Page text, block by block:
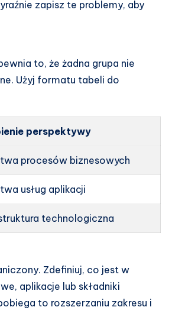
zapisz te problemy, aby
to, że żadna grupa nie
Użyj formatu tabeli do
perspektywy
procesów biznesowych
usług aplikacji
technologiczna
Zdefiniuj, co jest w
aplikacje lub składniki
to rozszerzaniu zakresu i